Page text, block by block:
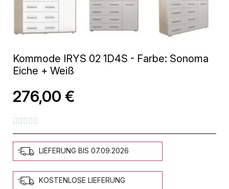
Kommode IRYS 02 1D4S - Farbe: Sonoma
Eiche + Weiß
276,00 €
    
LIEFERUNG BIS 07.09.2026
KOSTENLOSE LIEFERUNG